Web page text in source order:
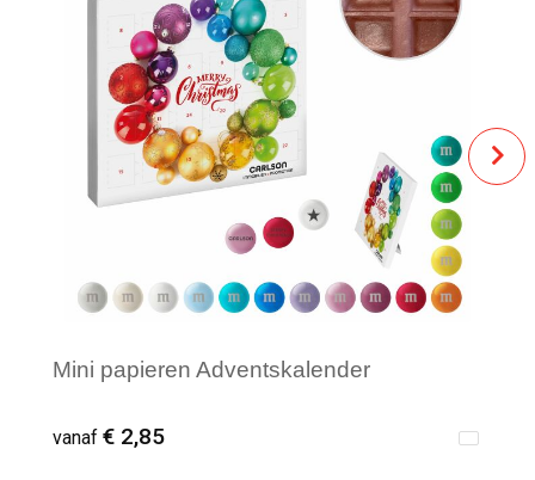
Mini papieren Adventskalender
vanaf € 2,85